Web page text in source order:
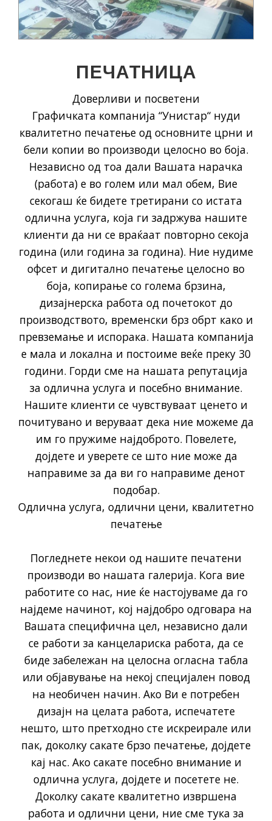
ПЕЧАТНИЦА
Доверливи и посветени
Графичката компанија “Унистар“ нуди
квалитетно печатење од основните црни и
бели копии во производи целосно во боја.
Независно од тоа дали Вашата нарачка
(работа) е во голем или мал обем, Вие
секогаш ќе бидете третирани со истата
одлична услуга, која ги задржува нашите
клиенти да ни се враќаат повторно секоја
година (или година за година). Ние нудиме
офсет и дигитално печатење целосно во
боја, копирање со голема брзина,
дизајнерска работа од почетокот до
производството, временски брз обрт како и
превземање и испорака. Нашата компанија
е мала и локална и постоиме веќе преку 30
години. Горди сме на нашата репутација
за одлична услуга и посебно внимание.
Нашите клиенти се чувствуваат ценето и
почитувано и веруваат дека ние можеме да
им го пружиме најдоброто. Повелете,
дојдете и уверете се што ние може да
направиме за да ви го направиме денот
подобар.
Одлична услуга, одлични цени, квалитетно
печатење
Погледнете некои од нашите печатени
производи во нашата галерија. Кога вие
работите со нас, ние ќе настојуваме да го
најдеме начинот, кој најдобро одговара на
Вашата специфична цел, независно дали
се работи за канцелариска работа, да се
биде забележан на целосна огласна табла
или објавување на некој специјален повод
на необичен начин. Ако Ви е потребен
дизајн на целата работа, испечатете
нешто, што претходно сте искреирале или
пак, доколку сакате брзо печатење, дојдете
кај нас. Ако сакате посебно внимание и
одлична услуга, дојдете и посетете не.
Доколку сакате квалитетно извршена
работа и одлични цени, ние сме тука за